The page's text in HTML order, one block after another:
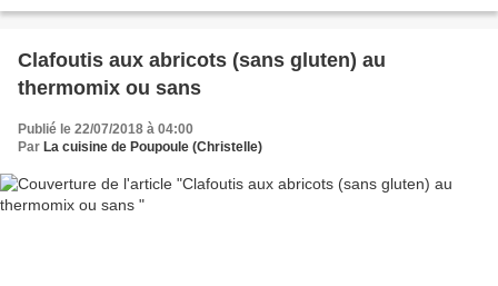
Clafoutis aux abricots (sans gluten) au
thermomix ou sans
Publié le 22/07/2018 à 04:00
Par La cuisine de Poupoule (Christelle)